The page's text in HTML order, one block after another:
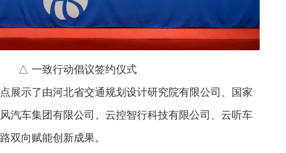
△ 一致行动倡议签约仪式
示了由河北省交通规划设计研究院有限公司、国家
汽车集团有限公司、云控智行科技有限公司、云听车
双向赋能创新成果。